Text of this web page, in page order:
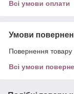
Всі умови оплати
Умови
Повернення товару
Всі умови